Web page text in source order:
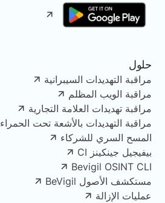
حلول
مراقبة التهديدات السيبرانية
مراقبة الويب المظلم
مراقبة تهديدات العلامة التجارية
مراقبة التهديدات بالأشعة تحت الحمراء
المسح السري للشركاء
بيفيجيل جينكينز CI
Bevigil OSINT CLI
مستكشف الأصول BeVigil
عمليات الإزالة